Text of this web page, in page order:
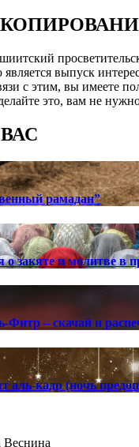
выпуск
с этим, вы имеете
это, вам не
рамадан”
о закяте и молитве в
– скачай и
аль-кадр (ночь
Веснина